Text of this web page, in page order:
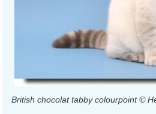
British chocolat tabby colourpoint ©